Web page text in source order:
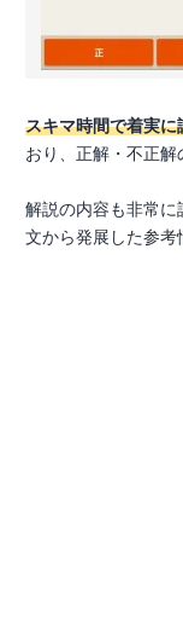
スキマ時間で着実に
おり、正解・不正解
解説の内容も非常
文から発展した参考